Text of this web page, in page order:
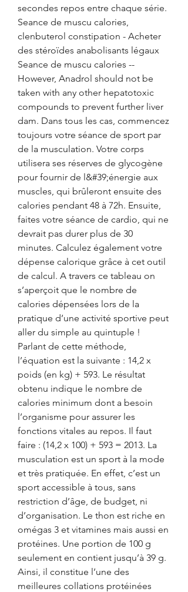
secondes repos entre chaque série.
Seance de muscu calories,
clenbuterol constipation - Acheter
des stéroïdes anabolisants légaux
Seance de muscu calories --
However, Anadrol should not be
taken with any other hepatotoxic
compounds to prevent further liver
dam. Dans tous les cas, commencez
toujours votre séance de sport par
de la musculation. Votre corps
utilisera ses réserves de glycogène
pour fournir de l&#39;énergie aux
muscles, qui brûleront ensuite des
calories pendant 48 à 72h. Ensuite,
faites votre séance de cardio, qui ne
devrait pas durer plus de 30
minutes. Calculez également votre
dépense calorique grâce à cet outil
de calcul. A travers ce tableau on
s’aperçoit que le nombre de
calories dépensées lors de la
pratique d’une activité sportive peut
aller du simple au quintuple !
Parlant de cette méthode,
l’équation est la suivante : 14,2 x
poids (en kg) + 593. Le résultat
obtenu indique le nombre de
calories minimum dont a besoin
l’organisme pour assurer les
fonctions vitales au repos. Il faut
faire : (14,2 x 100) + 593 = 2013. La
musculation est un sport à la mode
et très pratiquée. En effet, c’est un
sport accessible à tous, sans
restriction d’âge, de budget, ni
d’organisation. Le thon est riche en
omégas 3 et vitamines mais aussi en
protéines. Une portion de 100 g
seulement en contient jusqu’à 39 g.
Ainsi, il constitue l’une des
meilleures collations protéinées